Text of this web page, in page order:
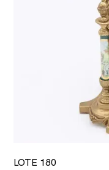
LOTE 180